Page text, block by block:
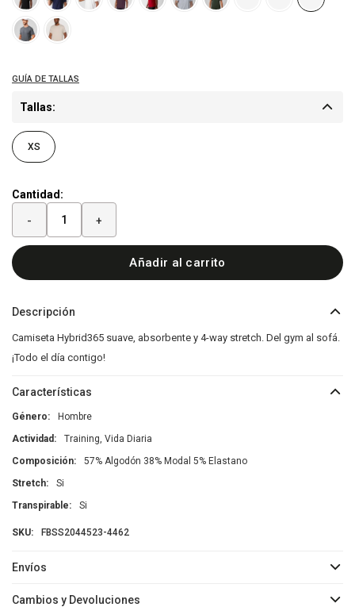
Tallas:
XS
Cantidad:
- +
Añadir al carrito
Descripción
Camiseta Hybrid365 suave, absorbente y 4-way stretch. Del gym al sofá.
¡Todo el día contigo!
Características
Género
Hombre
Actividad
Training, Vida Diaria
Composición
57% Algodón 38% Modal 5% Elastano
Stretch
Si
Transpirable
Si
FBSS2044523-4462
Envíos
Cambios y Devoluciones